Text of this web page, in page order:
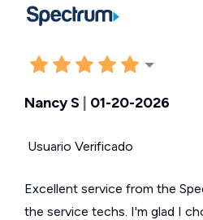
Nancy S | 01-20-2026
Usuario Verificado
Excellent service from the
the service techs. I'm glad I